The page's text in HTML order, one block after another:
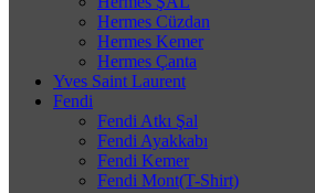
Hermes Cüzdan
Hermes Kemer
Hermes Çanta
Yves Saint Laurent
Fendi
Fendi Atkı Şal
Fendi Ayakkabı
Fendi Kemer
Fendi Mont(T-Shirt)